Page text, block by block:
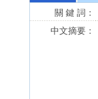
關 鍵 詞：
中文摘要：